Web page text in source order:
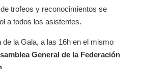
trofeos y reconocimientos se
a todos los asistentes.
de la Gala, a las 16h en el mismo
General de la Federación